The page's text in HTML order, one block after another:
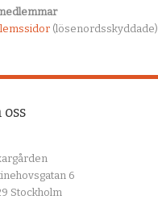
(lösenordsskyddade)
oss
6
Stockholm